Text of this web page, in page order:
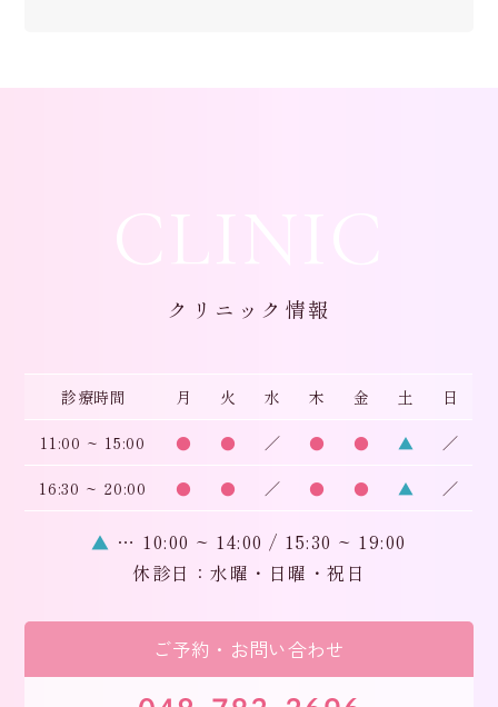
クリニック情報
診療時間 月 火 水 木 金 土 日
11:00 ~ 15:00 ● ● ／ ● ● ▲ ／
16:30 ~ 20:00 ● ● ／ ● ● ▲ ／
▲ … 10:00 ~ 14:00 / 15:30 ~ 19:00
休診日：水曜・日曜・祝日
ご予約・お問い合わせ